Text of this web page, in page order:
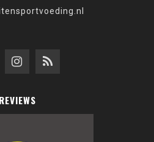
REVIEWS